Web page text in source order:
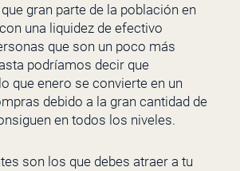
gran parte de la población en
una liquidez de efectivo
que son un poco más
podríamos decir que
que enero se convierte en un
debido a la gran cantidad de
en todos los niveles.
son los que debes atraer a tu